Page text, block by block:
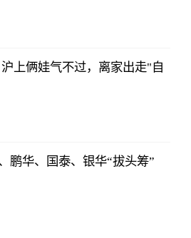
上俩娃气不过，离家出走"自
鹏华、国泰、银华“拔头筹”